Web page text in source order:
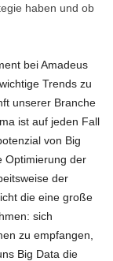
haben und ob
bei Amadeus
Trends zu
unserer Branche
ist auf jeden Fall
von Big
Optimierung der
der
die eine große
sich
zu empfangen,
Big Data die